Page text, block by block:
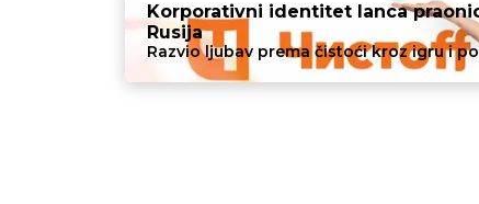
Korporativni identitet lanca
Rusija
Razvio ljubav prema čistoći kroz igru ​​i